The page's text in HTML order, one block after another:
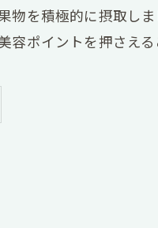
物を積極的に摂取し
容ポイントを押さえ